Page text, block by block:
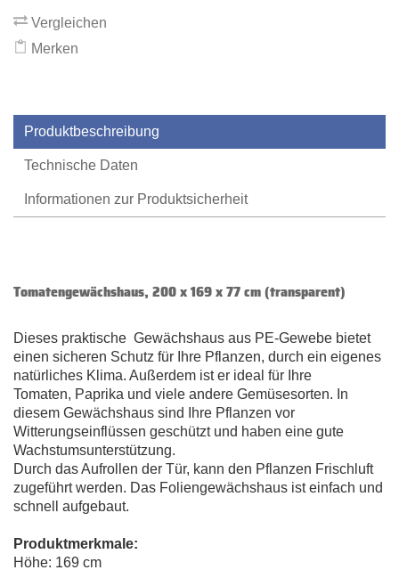
Vergleichen
Merken
Produktbeschreibung
Technische Daten
Informationen zur Produktsicherheit
Tomatengewächshaus, 200 x 169 x 77 cm (transparent)
Dieses praktische Gewächshaus aus PE-Gewebe bietet
einen sicheren Schutz für Ihre Pflanzen, durch ein eigenes
natürliches Klima. Außerdem ist er ideal für Ihre
Tomaten, Paprika und viele andere Gemüsesorten. In
diesem Gewächshaus sind Ihre Pflanzen vor
Witterungseinflüssen geschützt und haben eine gute
Wachstumsunterstützung.
Durch das Aufrollen der Tür, kann den Pflanzen Frischluft
zugeführt werden. Das Foliengewächshaus ist einfach und
schnell aufgebaut.
Produktmerkmale:
Höhe: 169 cm